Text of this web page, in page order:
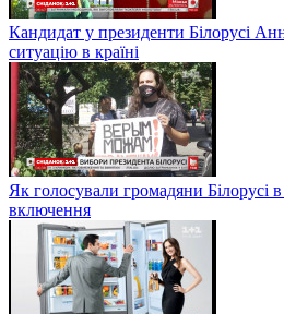
Кандидат у президенти Білорусі
ситуацію в країні
Як голосували громадяни Білорусі
включення